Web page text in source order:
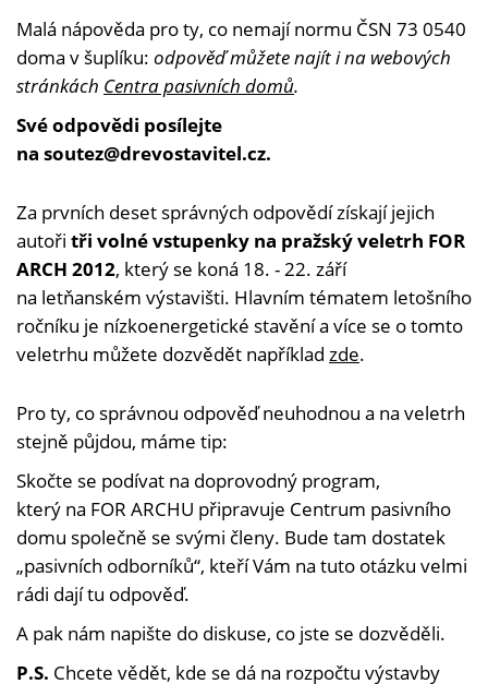
Malá nápověda pro ty, co nemají normu ČSN 73 0540
doma v šuplíku: odpověď můžete najít i na webových
stránkách Centra pasivních domů.
Své odpovědi posílejte
na soutez@drevostavitel.cz.
Za prvních deset správných odpovědí získají jejich
autoři tři volné vstupenky na pražský veletrh FOR
ARCH 2012, který se koná 18. - 22. září
na letňanském výstavišti. Hlavním tématem letošního
ročníku je nízkoenergetické stavění a více se o tomto
veletrhu můžete dozvědět například zde.
Pro ty, co správnou odpověď neuhodnou a na veletrh
stejně půjdou, máme tip:
Skočte se podívat na doprovodný program,
který na FOR ARCHU připravuje Centrum pasivního
domu společně se svými členy. Bude tam dostatek
„pasivních odborníků“, kteří Vám na tuto otázku velmi
rádi dají tu odpověď.
A pak nám napište do diskuse, co jste se dozvěděli.
P.S. Chcete vědět, kde se dá na rozpočtu výstavby